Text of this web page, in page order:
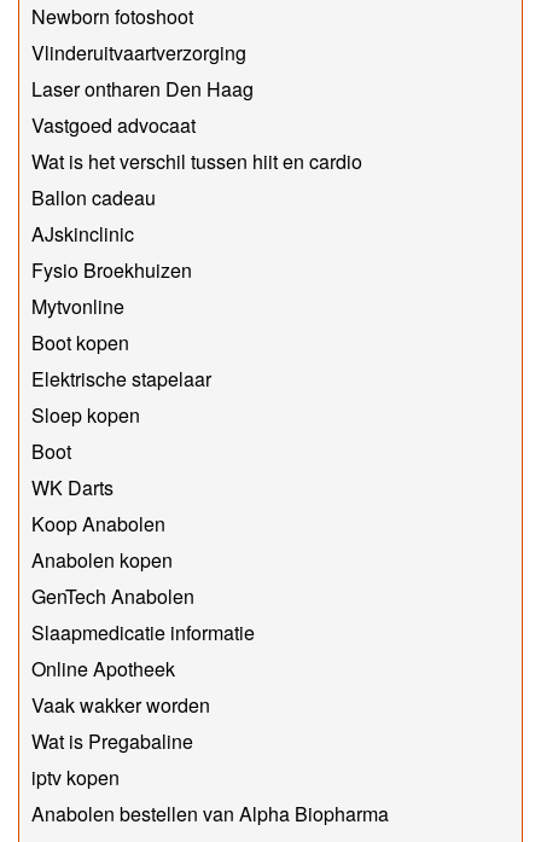
Newborn fotoshoot
Vlinderuitvaartverzorging
Laser ontharen Den Haag
Vastgoed advocaat
Wat is het verschil tussen hiit en cardio
Ballon cadeau
AJskinclinic
Fysio Broekhuizen
Mytvonline
Boot kopen
Elektrische stapelaar
Sloep kopen
Boot
WK Darts
Koop Anabolen
Anabolen kopen
GenTech Anabolen
Slaapmedicatie informatie
Online Apotheek
Vaak wakker worden
Wat is Pregabaline
iptv kopen
Anabolen bestellen van Alpha Biopharma